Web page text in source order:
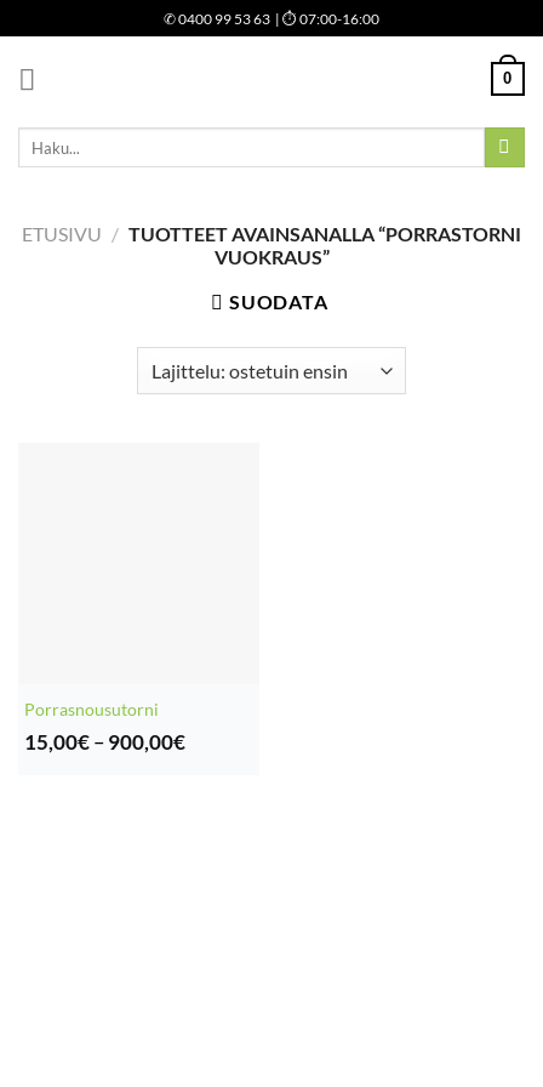
to
content
✆0400 99 53 63 | ⏱ 07:00-16:00
0
Etsi:
ETUSIVU / TUOTTEET AVAINSANALLA “PORRASTORNI
VUOKRAUS”
SUODATA
Porrasnousutorni
15,00€ – 900,00€Hintaluokka: